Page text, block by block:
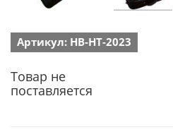
Артикул: HB-HT-2023
Товар не
поставляется